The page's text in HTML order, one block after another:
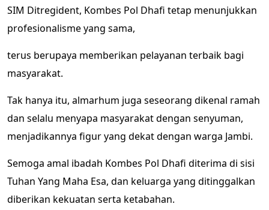
SIM Ditregident, Kombes Pol Dhafi tetap menunjukkan
profesionalisme yang sama,
terus berupaya memberikan pelayanan terbaik bagi
masyarakat.
Tak hanya itu, almarhum juga seseorang dikenal ramah
dan selalu menyapa masyarakat dengan senyuman,
menjadikannya figur yang dekat dengan warga Jambi.
Semoga amal ibadah Kombes Pol Dhafi diterima di sisi
Tuhan Yang Maha Esa, dan keluarga yang ditinggalkan
diberikan kekuatan serta ketabahan.